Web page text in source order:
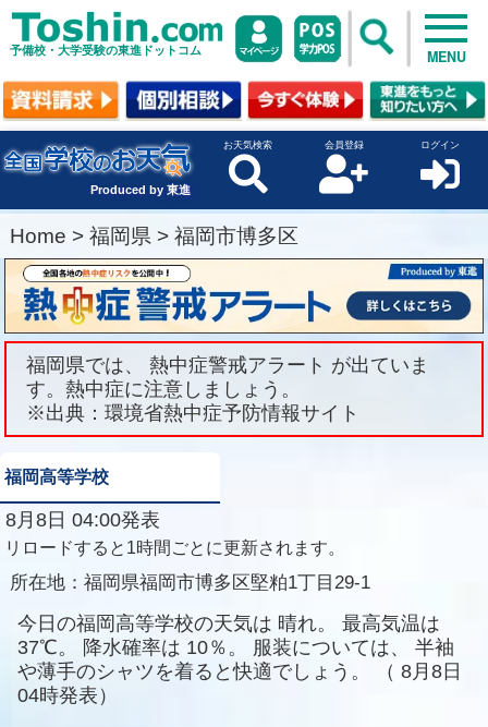
予備校・大学受験の東進ドットコム MENU
Produced by 東進
お天気検索 会員登録 ログイン
Home > 福岡県 > 福岡市博多区
福岡県では、 熱中症警戒アラート が出ていま
す。熱中症に注意しましょう。
※出典：環境省熱中症予防情報サイト
福岡高等学校
8月8日 04:00発表
リロードすると1時間ごとに更新されます。
所在地： 福岡県福岡市博多区堅粕1丁目29-1
今日の福岡高等学校の天気は 晴れ。
最高気温は
37℃。
降水確率は 10％。 服装については、
半袖
や薄手のシャツを着ると快適でしょう。
（ 8月8日
04時発表）